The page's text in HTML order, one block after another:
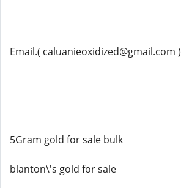
Email.( caluanieoxidized@gmail.com )
5Gram gold for sale bulk
blanton\'s gold for sale